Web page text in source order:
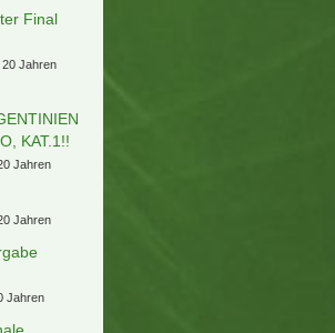
Final
20 Jahren
KAT.1!!
Jahren
Jahren
Jahren